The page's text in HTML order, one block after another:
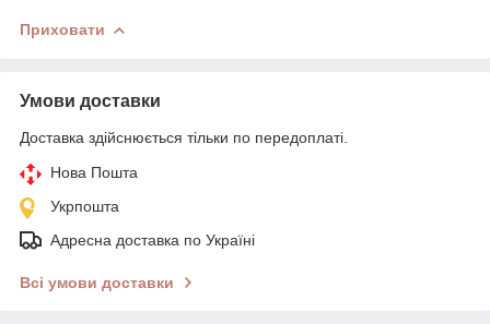
Приховати
Умови доставки
Доставка здійснюється тільки по передоплаті.
Нова Пошта
Укрпошта
Адресна доставка по Україні
Всі умови доставки